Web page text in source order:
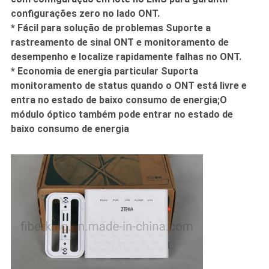
configurações zero no lado ONT.
* Fácil para solução de problemas Suporte a
rastreamento de sinal ONT e monitoramento de
desempenho e localize rapidamente falhas no ONT.
* Economia de energia particular Suporta
monitoramento de status quando o ONT está livre e
entra no estado de baixo consumo de energia;O
módulo óptico também pode entrar no estado de
baixo consumo de energia